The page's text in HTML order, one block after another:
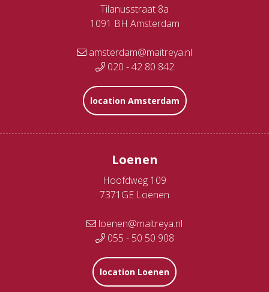
Tilanusstraat 8a
1091 BH Amsterdam
amsterdam@maitreya.nl
020 - 42 80 842
location Amsterdam
Loenen
Hoofdweg 109
7371GE Loenen
loenen@maitreya.nl
055 - 50 50 908
location Loenen